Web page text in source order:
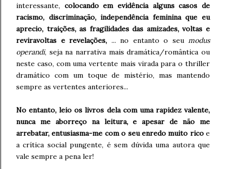
interessante, colocando em evidência alguns casos de
racismo, discriminação, independência feminina que eu
aprecio, traições, as fragilidades das amizades, voltas e
reviravoltas e revelações, ... no entanto o seu modus
operandi, seja na narrativa mais dramática/romântica ou
neste caso, com uma vertente mais virada para o thriller
dramático com um toque de mistério, mas mantendo
sempre as vertentes anteriores...
No entanto, leio os livros dela com uma rapidez valente,
nunca me aborreço na leitura, e apesar de não me
arrebatar, entusiasma-me com o seu enredo muito ricoe
a crítica social pungente, é sem dúvida uma autora que
vale sempre a pena ler!